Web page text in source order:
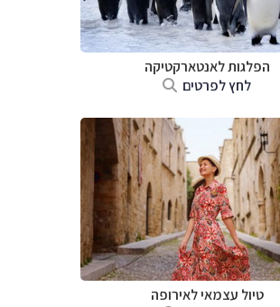
הפלגות לאנטארקטיקה
לחץ לפרטים
טיול עצמאי לאירופה